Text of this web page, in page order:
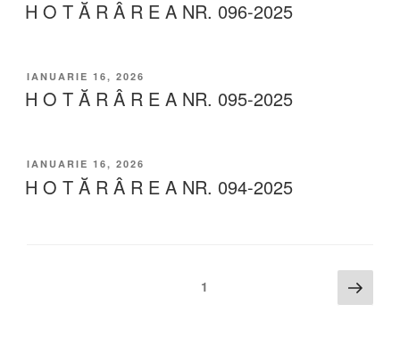
H O T Ă R Â R E A NR. 096-2025
IANUARIE 16, 2026
H O T Ă R Â R E A NR. 095-2025
IANUARIE 16, 2026
H O T Ă R Â R E A NR. 094-2025
1